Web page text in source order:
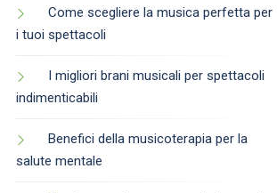
Come scegliere la musica perfetta per
i tuoi spettacoli
I migliori brani musicali per spettacoli
indimenticabili
Benefici della musicoterapia per la
salute mentale